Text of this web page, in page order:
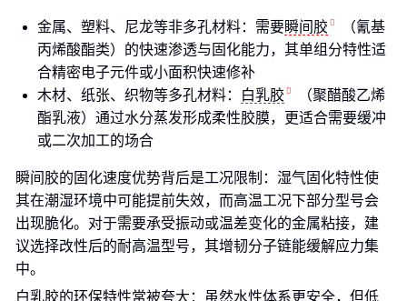
金属、塑料、尼龙等非多孔材料：需要瞬间胶
（氰基
丙烯酸酯类）的快速渗透与固化能力，其单组分特性适
合精密电子元件或小面积快速修补
木材、纸张、织物等多孔材料：
白乳胶
（聚醋酸乙烯
酯乳液）通过水分蒸发形成柔性胶膜，更适合需要缓冲
或二次加工的场合
瞬间胶的固化速度优势背后是工况限制：湿气固化特性使
其在潮湿环境中可能提前失效，而高温工况下部分型号会
出现脆化。对于需要承受振动或温差变化的金属粘接，建
议选择改性后的耐高温型号，其增韧分子链能缓解应力集
中。
白乳胶的环保特性常被夸大：虽然水性体系更安全，但低